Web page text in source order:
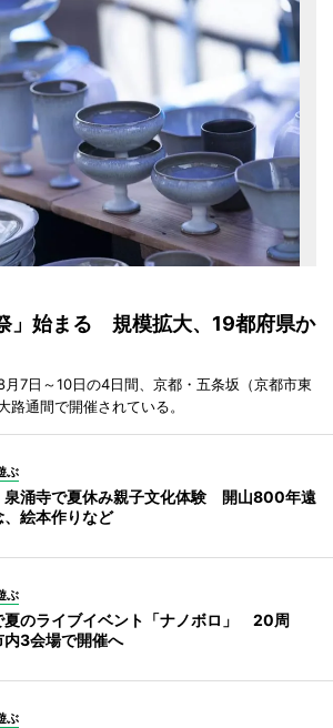
」始まる 規模拡大、19都府県か
月7日～10日の4日間、京都・五条坂（京都市東
路通間で開催されている。
ぶ
泉涌寺で夏休み親子文化体験 開山800年遠
、絵本作りなど
ぶ
夏のライブイベント「ナノボロ」 20周
内3会場で開催へ
ぶ